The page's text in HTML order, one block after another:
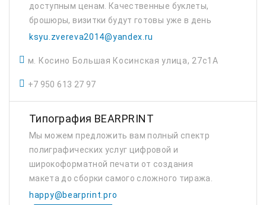
доступным ценам. Качественные буклеты,
брошюры, визитки будут готовы уже в день
обращения. Наша типография — выбор тех,
собственное время. Ком...
ksyu.zvereva2014@yandex.ru
м. Косино Большая Косинская улица, 27с1А
+7 950 613 27 97
Типография BEARPRINT
Мы можем предложить вам полный спектр
полиграфических услуг цифровой и
широкоформатной печати от создания
макета до сборки самого сложного тиража.
Создадим дизайн для любого вида
happy@bearprint.pro